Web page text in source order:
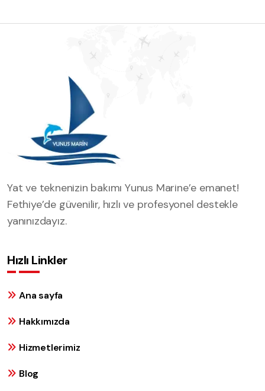
Yat ve teknenizin bakımı Yunus Marine’e emanet!
Fethiye’de güvenilir, hızlı ve profesyonel destekle
yanınızdayız.
Hızlı Linkler
Ana sayfa
Hakkımızda
Hizmetlerimiz
Blog